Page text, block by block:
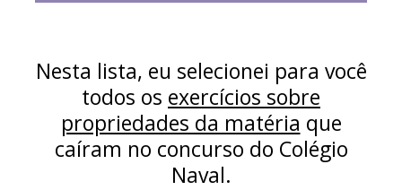
Nesta lista, eu selecionei para você
todos os exercícios sobre
propriedades da matéria que
caíram no concurso do Colégio
Naval.